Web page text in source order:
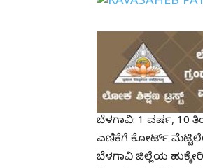
ಬೆಳಗಾವಿ: 1 ವರ್ಷ, 10
ಎಣಿಕೆಗೆ ಕೋರ್ಟ್
ಬೆಳಗಾವಿ ಜಿಲ್ಲೆಯ